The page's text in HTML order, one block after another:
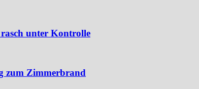
unter Kontrolle
zum Zimmerbrand